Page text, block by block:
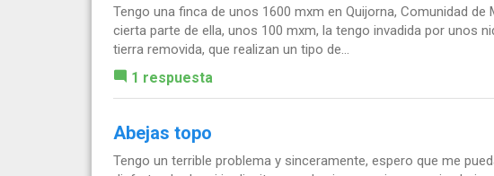
Tengo una finca de unos 1600 mxm en Quijorna, Comunidad
cierta parte de ella, unos 100 mxm, la tengo invadida por unos
tierra removida, que realizan un tipo de...
1 respuesta
Abejas topo
Tengo un terrible problema y sinceramente, espero que me